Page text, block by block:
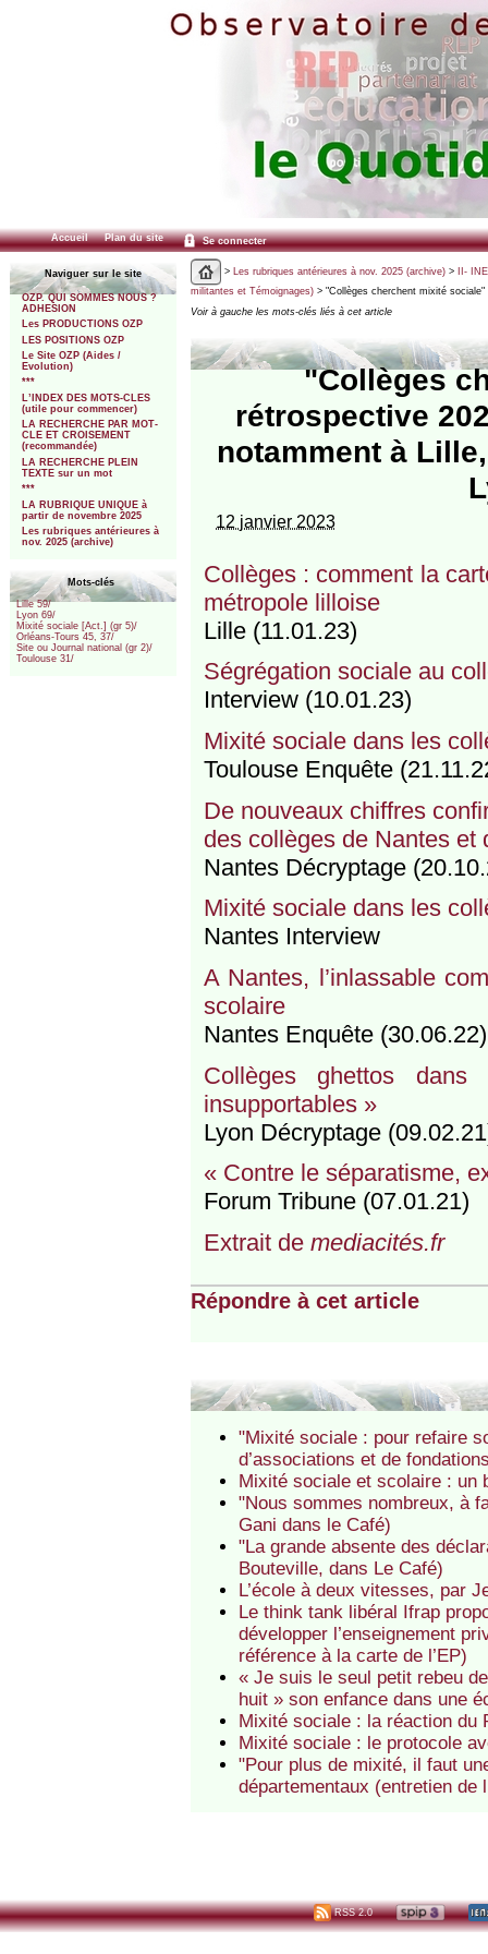
Accueil Plan du site Se connecter
Naviguer sur le site
OZP. QUI SOMMES NOUS ?
ADHESION
Les PRODUCTIONS OZP
LES POSITIONS OZP
Le Site OZP (Aides /
Evolution)
***
L’INDEX DES MOTS-CLES
(utile pour commencer)
LA RECHERCHE PAR MOT-
CLE ET CROISEMENT
(recommandée)
LA RECHERCHE PLEIN
TEXTE sur un mot
***
LA RUBRIQUE UNIQUE à
partir de novembre 2025
Les rubriques antérieures à
nov. 2025 (archive)
Mots-clés
Lille 59/
Lyon 69/
Mixité sociale [Act.] (gr 5)/
Orléans-Tours 45, 37/
Site ou Journal national (gr 2)/
Toulouse 31/
> Les rubriques antérieures à nov. 2025 (archive)>
II-
militantes et Témoignages)> "Collèges cherchent mixité
Voir à gauche les mots-clés liés à cet article
"Collèges
rétrospective
notamment à
12 janvier 2023
Collèges : comment la
métropole lilloise
Lille (11.01.23)
Ségrégation sociale au
Interview (10.01.23)
Mixité sociale dans les
Toulouse Enquête
De nouveaux chiffres
des collèges de Nantes et
Nantes Décryptage
Mixité sociale dans les
Nantes Interview
A Nantes, l’inlassable
scolaire
Nantes Enquête (30.06.22)
Collèges ghettos
insupportables »
Lyon Décryptage
« Contre le séparatisme,
Forum Tribune (07.01.21)
Extrait de mediacités.fr
Répondre à cet article
"Mixité sociale : pour refaire
d’associations et de
Mixité sociale et scolaire : un
"Nous sommes nombreux, à
Gani dans le Café)
"La grande absente des
Bouteville, dans Le Café)
L’école à deux vitesses, par
Le think tank libéral Ifrap
développer l’enseignement
référence à la carte de l’EP)
« Je suis le seul petit rebeu
huit » son enfance dans une
Mixité sociale : la réaction du
Mixité sociale : le protocole
"Pour plus de mixité, il faut
départementaux (entretien de
RSS 2.0